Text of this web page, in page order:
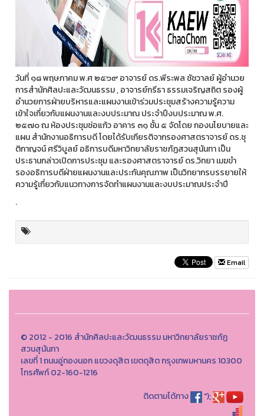
วันที่ ๑๘ พฤษภาคม พ.ศ ๒๕๖๙ อาจารย์ ดร.พีระพล ชัชวาลย์ ผู้อำนวย
การสำนักศิลปะและวัฒนธรรม , อาจารย์กรีธา ธรรมเจริญสถิต รองผู้
อำนวยการฝ่ายบริหารและแผนงานเข้าร่วมประชุมสร้างความรู้ความ
เข้าใจเกี่ยวกับแผนงานและงบประมาณ ประจำปึงบประมาณ พ.ศ.
๒๕๗๐ ณ ห้องประชุมช่อแก้ว อาคาร ๓๑ ชั้น ๕ จัดโดย กองนโยบายและ
แผน สำนักงานอธิการบดี โดยได้รับเกียรติจากรองศาสตราจารย์ ดร.ชุ
ติกาญจน์ ศรีวิบูลย์ อธิการบดีมหาวิทยาลัยราชภัฏสวนสุนันทา เป็น
ประธานกล่าวเปิดการประชุม และรองศาสตราจารย์ ดร.วิทยา เมฆขำ
รองอธิการบดีฝ่ายแผนงานและประกันคุณภาพ เป็นวิทยากรบรรยายให้
ความรู้เกี่ยวกับแนวทางการจัดทำแผนงานและงบประมาณประจำปี
.
Email
© 2012 - 2016 สำนักศิลปะและวัฒนธรรม มหาวิทยาลัยราชภัฏ
สวนสุนันทา
เลขที่ 1 ถนนอู่ทองนอก แขวงดุสิต เขตดุสิต กรุงเทพมหานคร 10300
โทรศัพท์ 02-160-1216
ติดตามได้ทาง
");